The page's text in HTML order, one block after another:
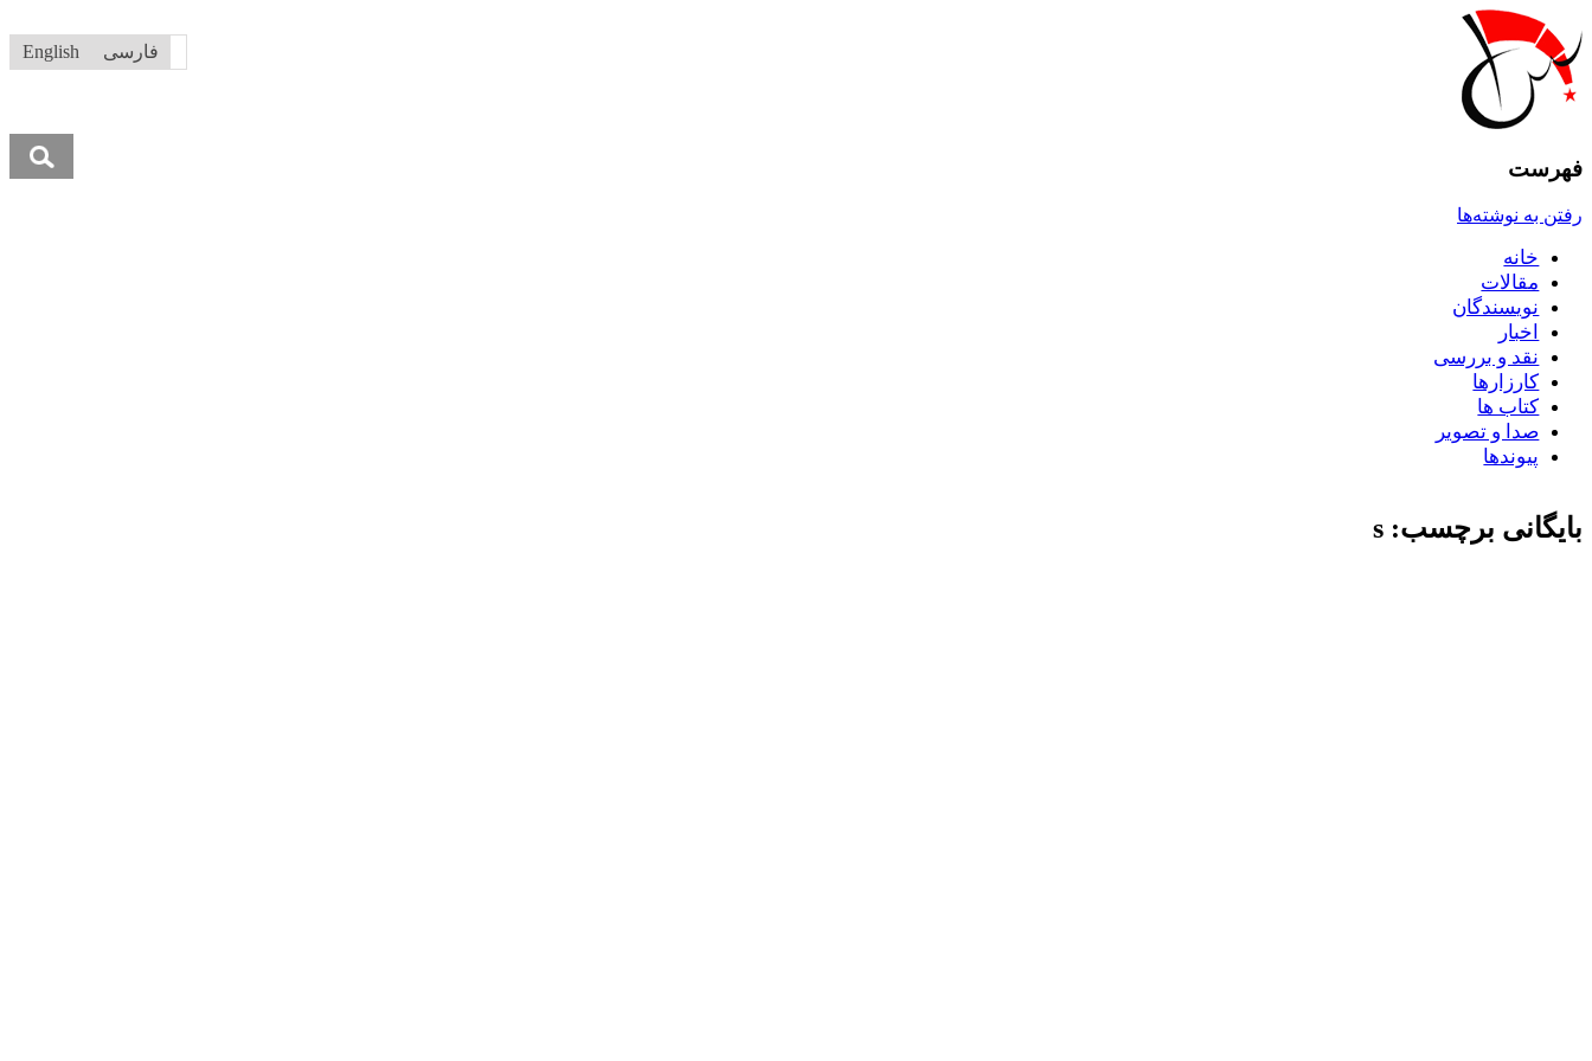
فارسی English
فهرست
رفتن به نوشته‌ها
خانه
مقالات
نويسندگان
اخبار
نقد و بررسى
کارزارها
کتاب ها
صدا و تصوير
پيوندها
بایگانی برچسب: s